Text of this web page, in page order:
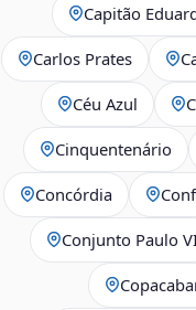
Capitão
Carlos Prates
Céu Azul
Cinquentenário
Concórdia
Conjunto Paulo